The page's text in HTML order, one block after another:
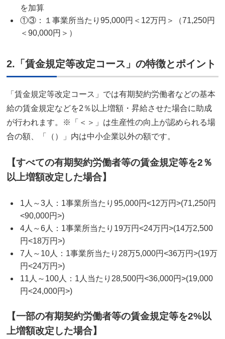
を加算
①③：１事業所当たり95,000円＜12万円＞（71,250円
＜90,000円＞）
2.「賃金規定等改定コース」の特徴とポイント
「賃金規定等改定コース」では有期契約労働者などの基本
給の賃金規定などを2％以上増額・昇給させた場合に助成
が行われます。※「＜＞」は生産性の向上が認められる場
合の額、「（）」内は中小企業以外の額です。
【すべての有期契約労働者等の賃金規定等を2％
以上増額改定した場合】
1人～3人：1事業所当たり95,000円<12万円>(71,250円
<90,000円>)
4人～6人：1事業所当たり19万円<24万円>(14万2,500
円<18万円>)
7人～10人：1事業所当たり28万5,000円<36万円>(19万
円<24万円>)
11人～100人：1人当たり28,500円<36,000円>(19,000
円<24,000円>)
【一部の有期契約労働者等の賃金規定等を2%以
上増額改定した場合】